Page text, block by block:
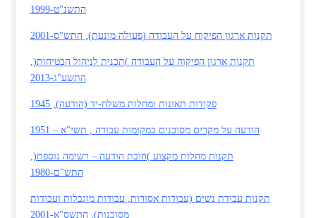
התשנ"ט-1999
תקנות ארגון הפיקוח על העבודה (פעולה מונעת), התש"ס-2001
תקנות ארגון הפיקוח על העבודה )תכנית לניהול הבטיחות(,
התשע"ג-2013
פקודות תאונות ומחלות משלח-יד (הודעה), 1945
הודעה על מקרים מסוכנים במקומות עבודה , תשי"א – 1951
תקנות מחלות מקצוע )חובת הודעה – רשימה נוספת(,
התש"ם-1980
תקנות עבודת נשים (עבודות אסורות, עבודות מוגבלות ועבודות
מסוכנות), התשס"א-2001